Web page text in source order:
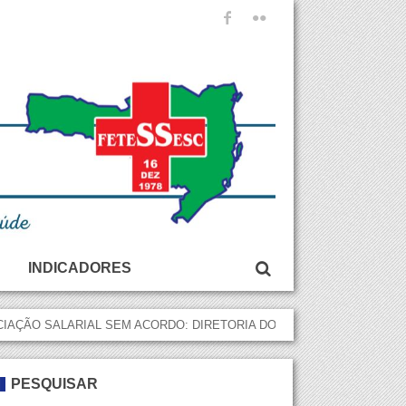
Convenções Coletivas
Acordos Coletivos
Convenções Coletivas
Acordos Coletivos
INDICADORES
SALARIAL SEM ACORDO: DIRETORIA DO SITESSCH SEGUE
PESQUISAR